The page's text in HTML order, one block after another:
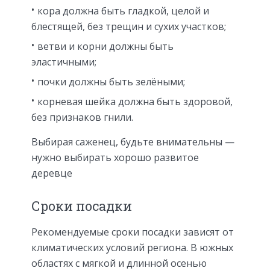
кора должна быть гладкой, целой и
блестящей, без трещин и сухих участков;
ветви и корни должны быть
эластичными;
почки должны быть зелёными;
корневая шейка должна быть здоровой,
без признаков гнили.
Выбирая саженец, будьте внимательны —
нужно выбирать хорошо развитое
деревце
Сроки посадки
Рекомендуемые сроки посадки зависят от
климатических условий региона. В южных
областях с мягкой и длинной осенью